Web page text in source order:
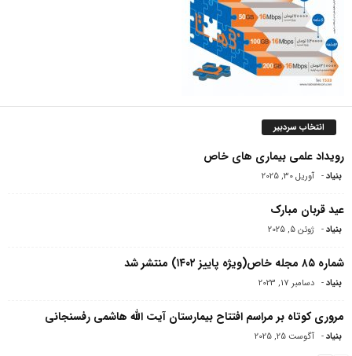
انتخاب سردبیر
رویداد علمی بیماری های خاص
بنیاد- آوریل 30, 2025
عید قربان مبارک
بنیاد- ژوئن 5, 2025
شماره ۸۵ مجله خاص(ویژه پاییز ۱۴۰۲) منتشر شد
بنیاد- دسامبر 17, 2023
مروری کوتاه بر مراسم افتتاح بیمارستان آیت الله هاشمی‌ رفسنجانی
بنیاد- آگوست 25, 2025